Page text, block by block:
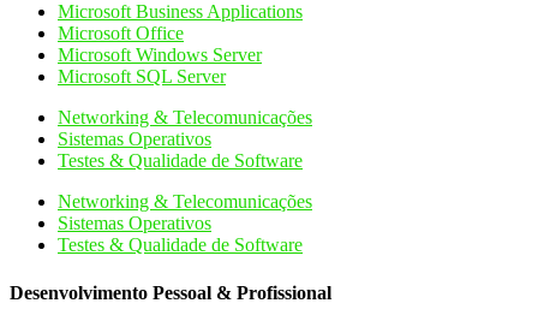
Microsoft Business Applications
Microsoft Office
Microsoft Windows Server
Microsoft SQL Server
Networking & Telecomunicações
Sistemas Operativos
Testes & Qualidade de Software
Networking & Telecomunicações
Sistemas Operativos
Testes & Qualidade de Software
Desenvolvimento Pessoal & Profissional